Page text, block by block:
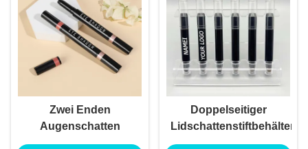
Zwei Enden
Augenschatten
Doppelseitiger
Lidschattenstiftbehälter